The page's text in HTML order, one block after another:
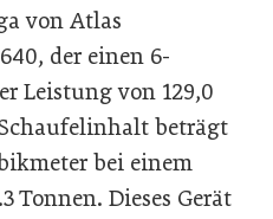
von Atlas
der einen 6-
Leistung von 129,0
Schaufelinhalt beträgt
bei einem
Tonnen. Dieses Gerät